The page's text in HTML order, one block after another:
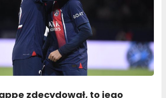
zdecydował, to jego